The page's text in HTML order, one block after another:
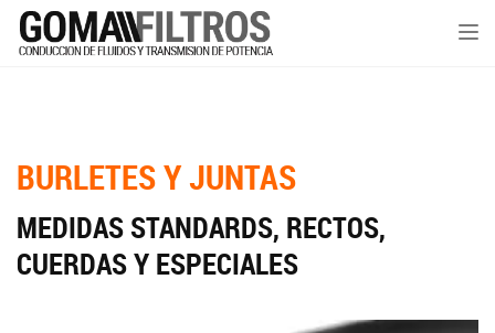
BURLETES Y JUNTAS
MEDIDAS STANDARDS, RECTOS,
CUERDAS Y ESPECIALES